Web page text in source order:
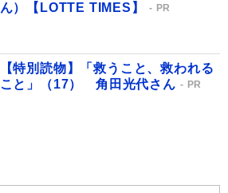
ん）【LOTTE TIMES】
PR
【特別読物】「救うこと、救われる
こと」（17） 角田光代さん
PR